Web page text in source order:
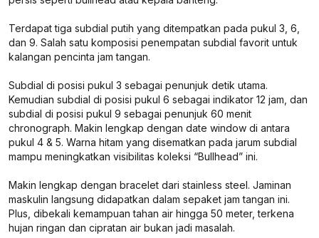
Terdapat tiga subdial putih yang ditempatkan pada pukul 3, 6,
dan 9. Salah satu komposisi penempatan subdial favorit untuk
kalangan pencinta jam tangan.
Subdial di posisi pukul 3 sebagai penunjuk detik utama.
Kemudian subdial di posisi pukul 6 sebagai indikator 12 jam, dan
subdial di posisi pukul 9 sebagai penunjuk 60 menit
chronograph. Makin lengkap dengan date window di antara
pukul 4 & 5. Warna hitam yang disematkan pada jarum subdial
mampu meningkatkan visibilitas koleksi “Bullhead” ini.
Makin lengkap dengan bracelet dari stainless steel. Jaminan
maskulin langsung didapatkan dalam sepaket jam tangan ini.
Plus, dibekali kemampuan tahan air hingga 50 meter, terkena
hujan ringan dan cipratan air bukan jadi masalah.